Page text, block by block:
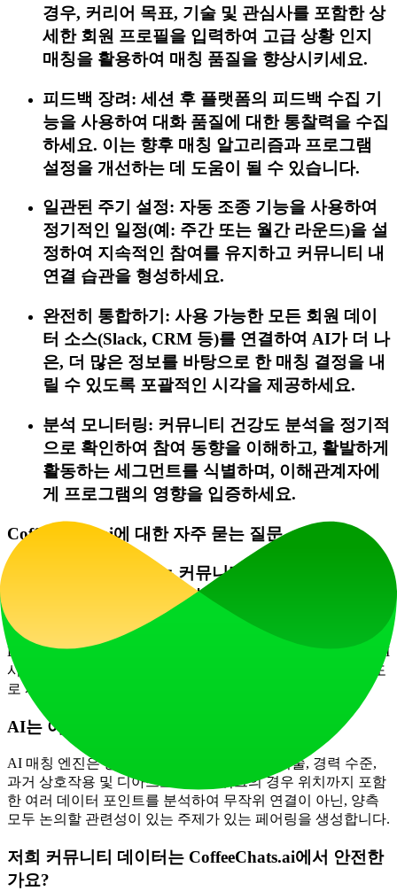
경우, 커리어 목표, 기술 및 관심사를 포함한 상
세한 회원 프로필을 입력하여 고급 상황 인지
매칭을 활용하여 매칭 품질을 향상시키세요.
피드백 장려: 세션 후 플랫폼의 피드백 수집 기
능을 사용하여 대화 품질에 대한 통찰력을 수집
하세요. 이는 향후 매칭 알고리즘과 프로그램
설정을 개선하는 데 도움이 될 수 있습니다.
일관된 주기 설정: 자동 조종 기능을 사용하여
정기적인 일정(예: 주간 또는 월간 라운드)을 설
정하여 지속적인 참여를 유지하고 커뮤니티 내
연결 습관을 형성하세요.
완전히 통합하기: 사용 가능한 모든 회원 데이
터 소스(Slack, CRM 등)를 연결하여 AI가 더 나
은, 더 많은 정보를 바탕으로 한 매칭 결정을 내
릴 수 있도록 포괄적인 시각을 제공하세요.
분석 모니터링: 커뮤니티 건강도 분석을 정기적
으로 확인하여 참여 동향을 이해하고, 활발하게
활동하는 세그먼트를 식별하며, 이해관계자에
게 프로그램의 영향을 입증하세요.
CoffeeChats.ai에 대한 자주 묻는 질문
Slack을 사용하지 않는 커뮤니티에서도
CoffeeChats.ai가 작동하나요?
네. Slack 통합이 강력하지만, CoffeeChats.ai는 또한 Email,
Discord, Microsoft Teams를 통한 소개를 지원하며, 맞춤형 CRM
시스템과 동기화할 수 있어 다양한 커뮤니티 플랫폼에 다용도
로 사용할 수 있습니다.
AI는 어떻게 의미 있는 매칭을 보장하나요?
AI 매칭 엔진은 공유된 목표, 상호 보완적인 기술, 경력 수준,
과거 상호작용 및 디아스포라 네트워크의 경우 위치까지 포함
한 여러 데이터 포인트를 분석하여 무작위 연결이 아닌, 양측
모두 논의할 관련성이 있는 주제가 있는 페어링을 생성합니다.
저희 커뮤니티 데이터는 CoffeeChats.ai에서 안전한
가요?